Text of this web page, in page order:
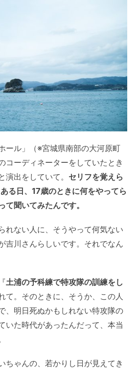
ール」（※宮城県南部の大河原町
コーディネーターをしていたとき
演出をしていて。 セリフを覚えら
る日、17歳のときに何をやってら
て聞いてみたんです。
れない人に、そうやって何気ない
吉川さんらしいです。それでなん
土浦の予科練で特攻隊の訓練をし
て。そのときに、そうか、この人
、明日死ぬかもしれない特攻隊の
いた時代があったんだって、本当
ちゃんの、若かりし日が見えてき